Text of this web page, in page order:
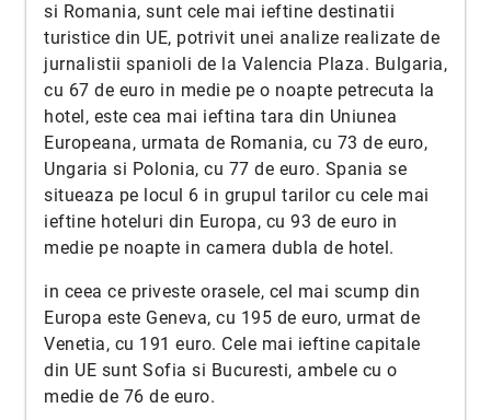
si Romania, sunt cele mai ieftine destinatii
turistice din UE, potrivit unei analize realizate de
jurnalistii spanioli de la Valencia Plaza. Bulgaria,
cu 67 de euro in medie pe o noapte petrecuta la
hotel, este cea mai ieftina tara din Uniunea
Europeana, urmata de Romania, cu 73 de euro,
Ungaria si Polonia, cu 77 de euro. Spania se
situeaza pe locul 6 in grupul tarilor cu cele mai
ieftine hoteluri din Europa, cu 93 de euro in
medie pe noapte in camera dubla de hotel.
in ceea ce priveste orasele, cel mai scump din
Europa este Geneva, cu 195 de euro, urmat de
Venetia, cu 191 euro. Cele mai ieftine capitale
din UE sunt Sofia si Bucuresti, ambele cu o
medie de 76 de euro.